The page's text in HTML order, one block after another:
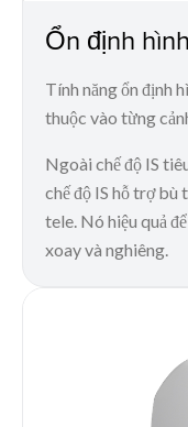
Ổn định
Tính năng ổn định
thuộc vào từng
Ngoài chế độ IS
chế độ IS hỗ trợ bù
tele. Nó hiệu quả
xoay và nghiêng.